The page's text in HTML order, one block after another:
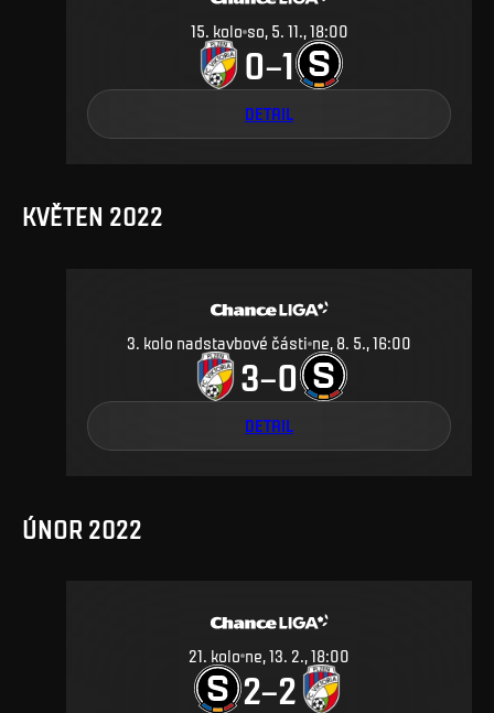
15. kolo so, 5. 11., 18:00
0–1
DETAIL
KVĚTEN 2022
3. kolo nadstavbové části ne, 8. 5., 16:00
3–0
DETAIL
ÚNOR 2022
21. kolo ne, 13. 2., 18:00
2–2